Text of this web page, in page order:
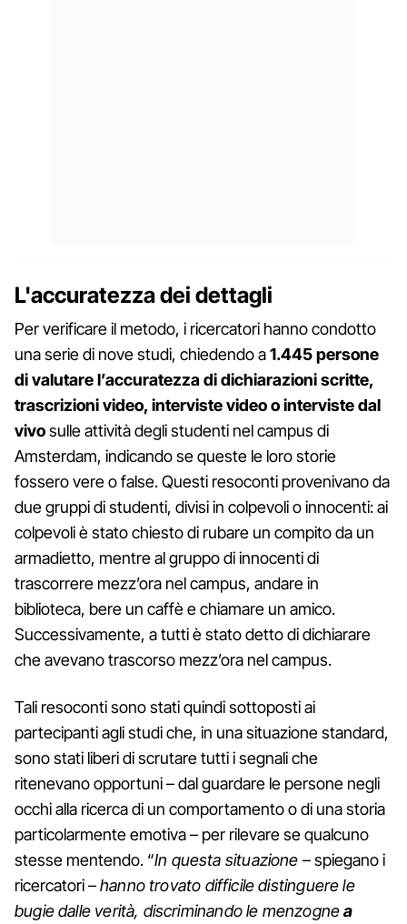
L'accuratezza dei dettagli
Per verificare il metodo, i ricercatori hanno condotto
una serie di nove studi, chiedendo a1.445 persone
di valutare l’accuratezza di dichiarazioni scritte,
trascrizioni video, interviste video o interviste dal
vivosulle attività degli studenti nel campus di
Amsterdam, indicando se queste le loro storie
fossero vere o false. Questi resoconti provenivano da
due gruppi di studenti, divisi in colpevoli o innocenti: ai
colpevoli è stato chiesto di rubare un compito da un
armadietto, mentre al gruppo di innocenti di
trascorrere mezz’ora nel campus, andare in
biblioteca, bere un caffè e chiamare un amico.
Successivamente, a tutti è stato detto di dichiarare
che avevano trascorso mezz’ora nel campus.
Tali resoconti sono stati quindi sottoposti ai
partecipanti agli studi che, in una situazione standard,
sono stati liberi di scrutare tutti i segnali che
ritenevano opportuni – dal guardare le persone negli
occhi alla ricerca di un comportamento o di una storia
particolarmente emotiva – per rilevare se qualcuno
stesse mentendo. “In questa situazione – spiegano i
ricercatori –hanno trovato difficile distinguere le
bugie dalle verità, discriminando le menzognea